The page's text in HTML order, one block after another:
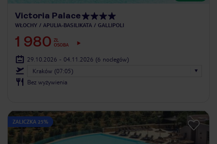
Victoria Palace
WŁOCHY APULIA-BASILIKATA GALLIPOLI
1 980 ZŁ
OSOBA
29.10.2026 - 04.11.2026 (6 noclegów)
Kraków (07:05)
Bez wyżywienia
ZALICZKA 25%